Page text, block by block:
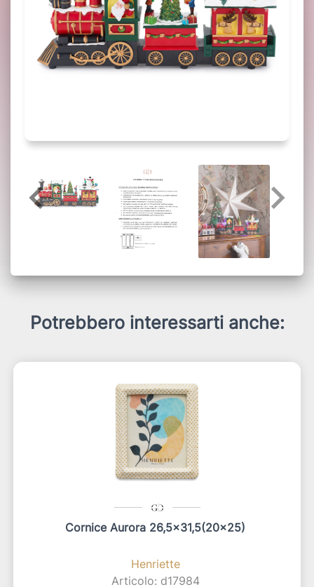
Potrebbero interessarti anche:
Cornice Aurora 26,5x31,5(20x25)
Henriette
Articolo: d17984